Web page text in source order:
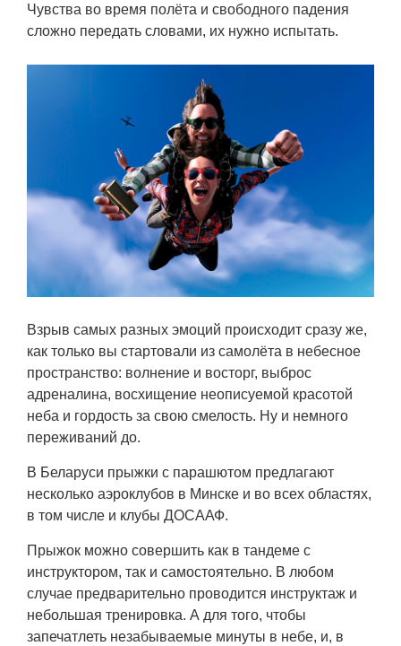
Чувства во время полёта и свободного падения
сложно передать словами, их нужно испытать.
Взрыв самых разных эмоций происходит сразу же,
как только вы стартовали из самолёта в небесное
пространство: волнение и восторг, выброс
адреналина, восхищение неописуемой красотой
неба и гордость за свою смелость. Ну и немного
переживаний до.
В Беларуси прыжки с парашютом предлагают
несколько аэроклубов в Минске и во всех областях,
в том числе и клубы ДОСААФ.
Прыжок можно совершить как в тандеме с
инструктором, так и самостоятельно. В любом
случае предварительно проводится инструктаж и
небольшая тренировка. А для того, чтобы
запечатлеть незабываемые минуты в небе, и, в